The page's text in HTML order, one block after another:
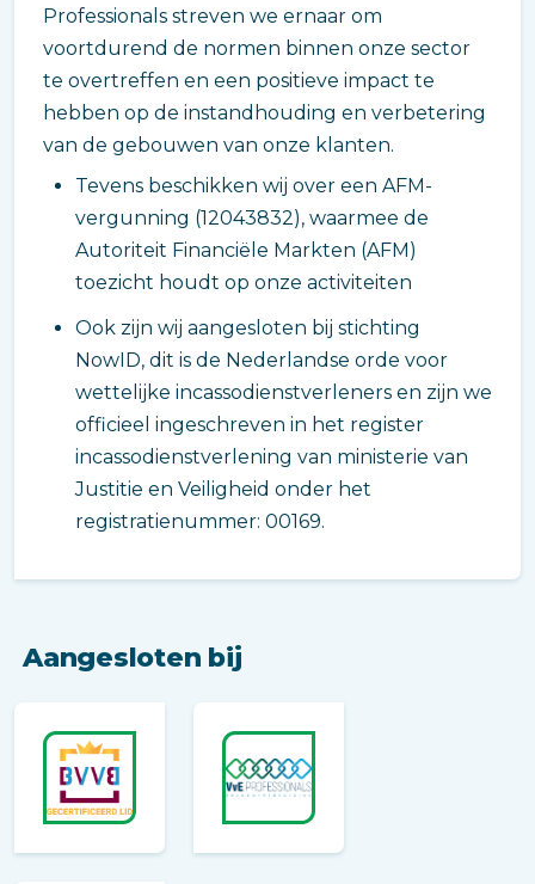
Professionals streven we ernaar om
voortdurend de normen binnen onze sector
te overtreffen en een positieve impact te
hebben op de instandhouding en verbetering
van de gebouwen van onze klanten.
Tevens beschikken wij over een AFM-
vergunning (12043832), waarmee de
Autoriteit Financiële Markten (AFM)
toezicht houdt op onze activiteiten
Ook zijn wij aangesloten bij stichting
NowID, dit is de Nederlandse orde voor
wettelijke incassodienstverleners en zijn we
officieel ingeschreven in het register
incassodienstverlening van ministerie van
Justitie en Veiligheid onder het
registratienummer: 00169.
Aangesloten bij